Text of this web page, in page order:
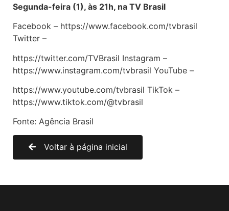
Segunda-feira (1), às 21h, na TV Brasil
Facebook – https://www.facebook.com/tvbrasil
Twitter –
https://twitter.com/TVBrasil Instagram –
https://www.instagram.com/tvbrasil YouTube –
https://www.youtube.com/tvbrasil TikTok –
https://www.tiktok.com/@tvbrasil
Fonte: Agência Brasil
Voltar à página inicial